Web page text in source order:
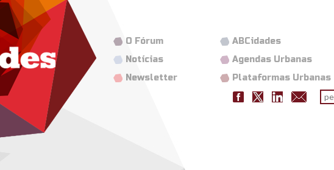
ABCidades
Agendas Urbanas
Plataformas Urbanas
O Fórum
Notícias
Newsletter